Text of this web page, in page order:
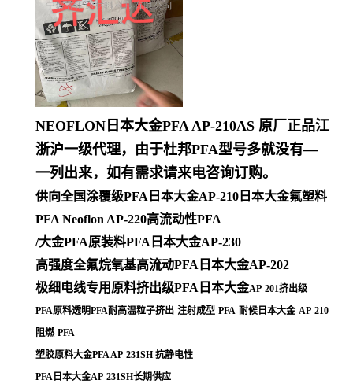
NEOFLON日本大金PFA AP-210AS 原厂正品江
浙沪一级代理，由于杜邦PFA型号多就没有—
一列出来，如有需求请来电咨询订购。
供向全国涂覆级PFA日本大金AP-210日本大金氟塑料
PFA Neoflon AP-220高流动性PFA
/大金PFA原装料PFA日本大金AP-230
高强度全氟烷氧基高流动PFA日本大金AP-202
极细电线专用原料挤出级PFA日本大金AP-201挤出级
PFA原料透明PFA耐高温粒子挤出-注射成型-PFA-耐候日本大金-AP-210
阻燃-PFA-
塑胶原料大金PFA AP-231SH 抗静电性
PFA日本大金AP-231SH长期供应